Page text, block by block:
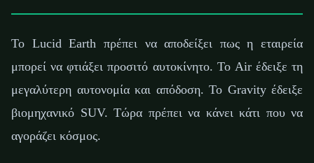
Το Lucid Earth πρέπει να αποδείξει πως η εταιρεία
μπορεί να φτιάξει προσιτό αυτοκίνητο. Το Air έδειξε τη
μεγαλύτερη αυτονομία και απόδοση. Το Gravity έδειξε
βιομηχανικό SUV. Τώρα πρέπει να κάνει κάτι που να
αγοράζει κόσμος.